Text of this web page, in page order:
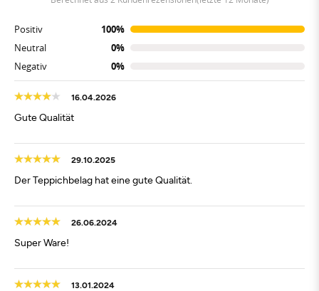
Positiv
100%
Neutral
0%
Negativ
0%
16.04.2026
Gute Qualität
29.10.2025
Der Teppichbelag hat eine gute Qualität.
26.06.2024
Super Ware!
13.01.2024